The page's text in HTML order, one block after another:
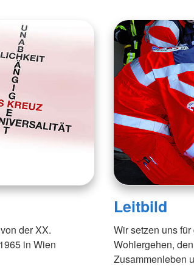
der XX.
in Wien
Leitbild
Wir setzen uns
Wohlergehen,
Zusammenleben